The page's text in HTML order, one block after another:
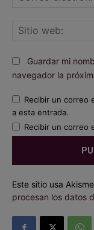
Guardar mi
navegador la
Recibir un correo
a esta entrada.
Recibir un correo
Este sitio usa
procesan los datos